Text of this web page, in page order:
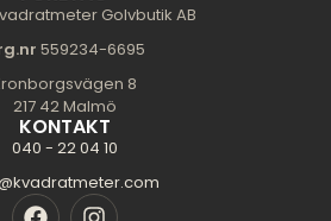
Golvbutik AB
559234-6695
8
217 42 Malmö
KONTAKT
040 - 22 04 10